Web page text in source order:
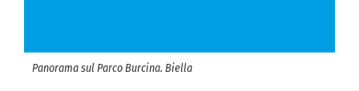
Panorama sul Parco Burcina. Biella